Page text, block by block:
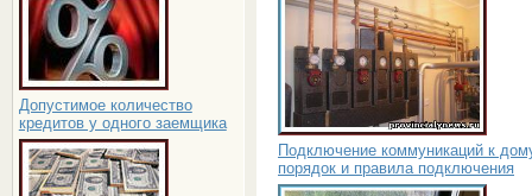
Допустимое количество
кредитов у одного заемщика
Подключение коммуникаций к
порядок и правила подключения